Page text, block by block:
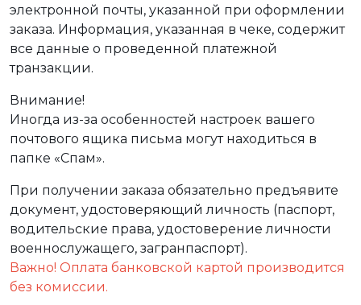
электронной почты, указанной при оформлении
заказа. Информация, указанная в чеке, содержит
все данные о проведенной платежной
транзакции.
Внимание!
Иногда из-за особенностей настроек вашего
почтового ящика письма могут находиться в
папке «Спам».
При получении заказа обязательно предъявите
документ, удостоверяющий личность (паспорт,
водительские права, удостоверение личности
военнослужащего, загранпаспорт).
Важно! Оплата банковской картой производится
без комиссии.